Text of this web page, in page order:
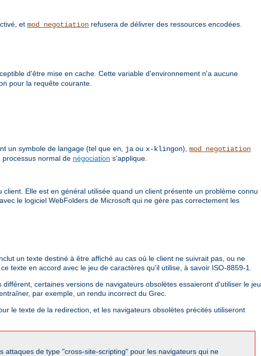
et mod_negotiation refusera de délivrer des ressources encodées.
d'être mise en cache. Cette variable d'environnement n'a aucune
pour la requête courante.
un symbole de langage (tel que en, ja ou x-klingon), mod_negotiation
normal de négociation s'applique.
Elle est en général utilisée quand un client présente un problème connu
le logiciel WebFolders de Microsoft qui ne gère pas correctement les
un texte destiné à être affiché au cas où le client ne suivrait pas, ou ne
texte en accord avec le jeu de caractères qu'il utilise, à savoir ISO-8859-1.
certaines versions de navigateurs obsolètes essaieront d'utiliser le jeu
par exemple, un rendu incorrect du Grec.
le texte de la redirection, et les navigateurs obsolètes précités utiliseront
de type "cross-site-scripting" pour les navigateurs qui ne